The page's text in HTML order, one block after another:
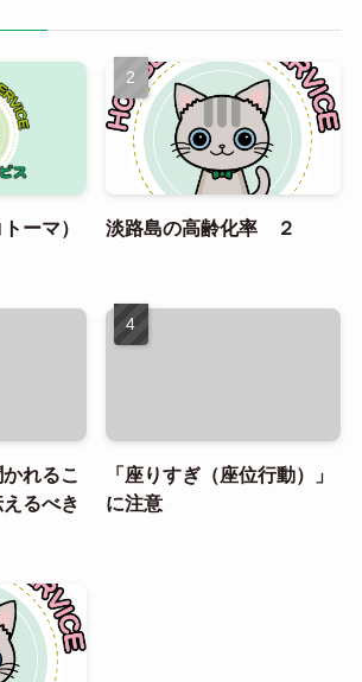
ーマ）
淡路島の高齢化率 ２
れるこ
るべき
「座りすぎ（座位行動）」
に注意